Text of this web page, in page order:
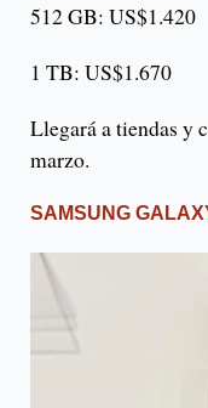
512 GB: US$1.420
1 TB: US$1.670
Llegará a tiendas y
marzo.
SAMSUNG